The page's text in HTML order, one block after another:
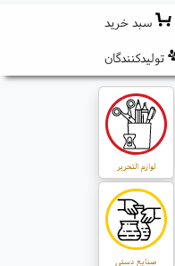
سبد خرید
تولیدکنندگان
لوازم التحریر
صنایع دستی